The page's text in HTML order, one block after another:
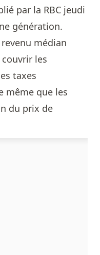
par la RBC jeudi
génération.
médian
les
taxes
même que les
du prix de